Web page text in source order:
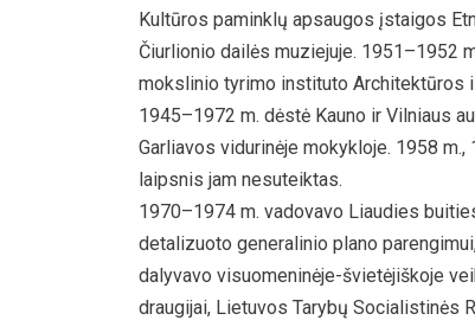
Kultūros paminklų apsaugos įstaigos
Čiurlionio dailės muziejuje. 1951–1952
mokslinio tyrimo instituto Architektūros
1945–1972 m. dėstė Kauno ir Vilniaus
Garliavos vidurinėje mokykloje. 1958
laipsnis jam nesuteiktas.
1970–1974 m. vadovavo Liaudies
detalizuoto generalinio plano
dalyvavo visuomeninėje-švietėjiškoje
draugijai, Lietuvos Tarybų Socialistinės